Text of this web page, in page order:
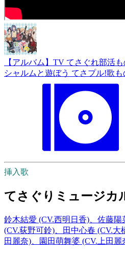
【アルバム】TV てさぐれ部活
シャルムと遊ぼう てさプル!歌も
挿入歌
てさぐりミュージカ
鈴木結愛 (CV.西明日香)、佐藤
(CV.荻野可鈴)、田中心春 (CV.大
田麗奈)、園田萌舞婆 (CV.上田麗